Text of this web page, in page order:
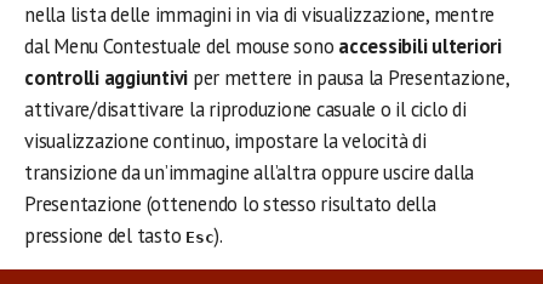
nella lista delle immagini in via di visualizzazione, mentre
dal Menu Contestuale del mouse sono accessibili ulteriori
controlli aggiuntivi per mettere in pausa la Presentazione,
attivare/disattivare la riproduzione casuale o il ciclo di
visualizzazione continuo, impostare la velocità di
transizione da un’immagine all’altra oppure uscire dalla
Presentazione (ottenendo lo stesso risultato della
pressione del tasto Esc).